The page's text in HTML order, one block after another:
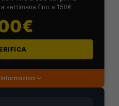
settimana fino a 150€